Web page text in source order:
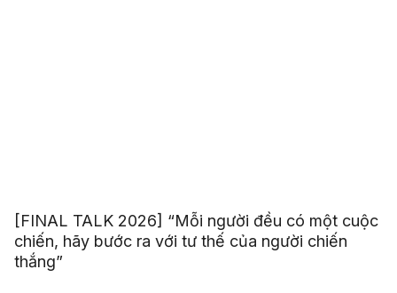
[FINAL TALK 2026] “Mỗi người đều có một cuộc
chiến, hãy bước ra với tư thế của người chiến
thắng”